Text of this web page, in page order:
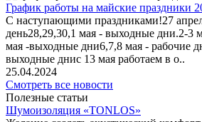
График работы на майские праздники
С наступающими праздниками!27
день28,29,30,1 мая - выходные дни.2-3
мая -выходные дни6,7,8 мая - рабочие
выходные днис 13 мая работаем в о..
25.04.2024
Смотреть все новости
Полезные статьи
Шумоизоляция «TONLOS»